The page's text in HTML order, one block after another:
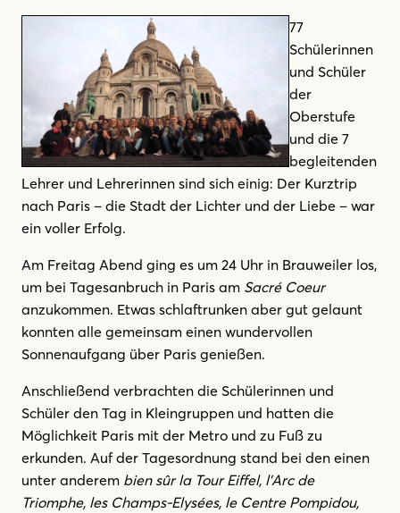
77
Schülerinnen
und Schüler
der
Oberstufe
und die 7
begleitenden
Lehrer und Lehrerinnen sind sich einig: Der Kurztrip
nach Paris – die Stadt der Lichter und der Liebe – war
ein voller Erfolg.
Am Freitag Abend ging es um 24 Uhr in Brauweiler los,
um bei Tagesanbruch in Paris am Sacré Coeur
anzukommen. Etwas schlaftrunken aber gut gelaunt
konnten alle gemeinsam einen wundervollen
Sonnenaufgang über Paris genießen.
Anschließend verbrachten die Schülerinnen und
Schüler den Tag in Kleingruppen und hatten die
Möglichkeit Paris mit der Metro und zu Fuß zu
erkunden. Auf der Tagesordnung stand bei den einen
unter anderem bien sûr la Tour Eiffel, l’Arc de
Triomphe, les Champs-Elysées, le Centre Pompidou,